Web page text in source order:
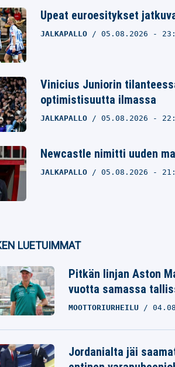
Upeat euroesitykset
JALKAPALLO 05.08.2026 -
Vinicius Juniorin
optimistisuutta ilmassa
JALKAPALLO 05.08.2026 -
Newcastle nimitti uuden
JALKAPALLO 05.08.2026 -
LUETUIMMAT
Pitkän linjan Aston
vuotta samassa
MOOTTORIURHEILU
Jordanialta jäi